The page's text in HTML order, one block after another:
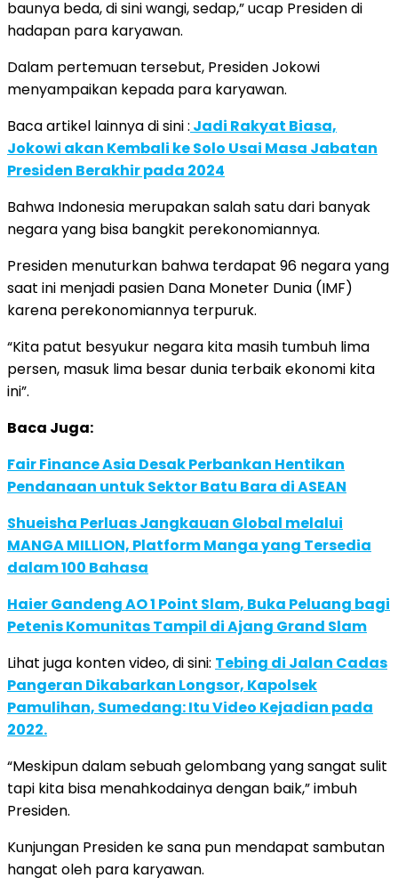
baunya beda, di sini wangi, sedap,” ucap Presiden di
hadapan para karyawan.
Dalam pertemuan tersebut, Presiden Jokowi
menyampaikan kepada para karyawan.
Baca artikel lainnya di sini : Jadi Rakyat Biasa,
Jokowi akan Kembali ke Solo Usai Masa Jabatan
Presiden Berakhir pada 2024
Bahwa Indonesia merupakan salah satu dari banyak
negara yang bisa bangkit perekonomiannya.
Presiden menuturkan bahwa terdapat 96 negara yang
saat ini menjadi pasien Dana Moneter Dunia (IMF)
karena perekonomiannya terpuruk.
“Kita patut besyukur negara kita masih tumbuh lima
persen, masuk lima besar dunia terbaik ekonomi kita
ini”.
Baca Juga:
Fair Finance Asia Desak Perbankan Hentikan
Pendanaan untuk Sektor Batu Bara di ASEAN
Shueisha Perluas Jangkauan Global melalui
MANGA MILLION, Platform Manga yang Tersedia
dalam 100 Bahasa
Haier Gandeng AO 1 Point Slam, Buka Peluang bagi
Petenis Komunitas Tampil di Ajang Grand Slam
Lihat juga konten video, di sini: Tebing di Jalan Cadas
Pangeran Dikabarkan Longsor, Kapolsek
Pamulihan, Sumedang: Itu Video Kejadian pada
2022.
“Meskipun dalam sebuah gelombang yang sangat sulit
tapi kita bisa menahkodainya dengan baik,” imbuh
Presiden.
Kunjungan Presiden ke sana pun mendapat sambutan
hangat oleh para karyawan.